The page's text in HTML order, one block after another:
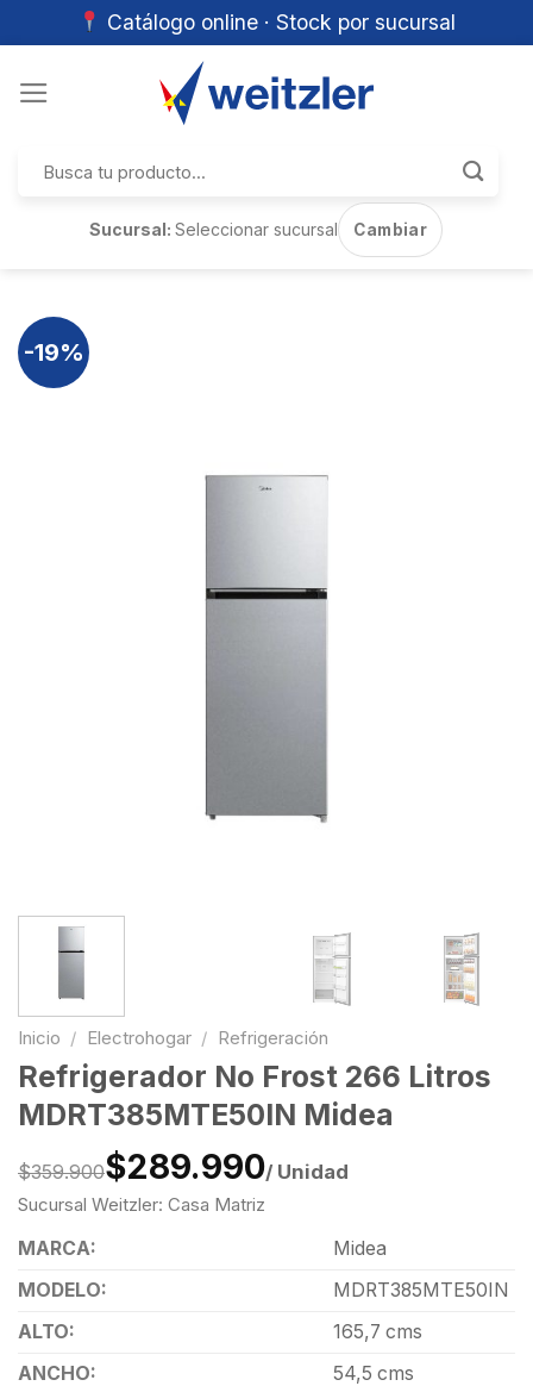
Catálogo online · Stock por sucursal
por:
Sucursal:Seleccionar sucursal Cambiar
-19%
Inicio / Electrohogar / Refrigeración
Refrigerador No Frost 266 Litros
MDRT385MTE50IN Midea
$359.900$289.990/ Unidad
Sucursal Weitzler: Casa Matriz
MARCA:
Midea
MODELO:
MDRT385MTE50IN
ALTO:
165,7 cms
ANCHO:
54,5 cms